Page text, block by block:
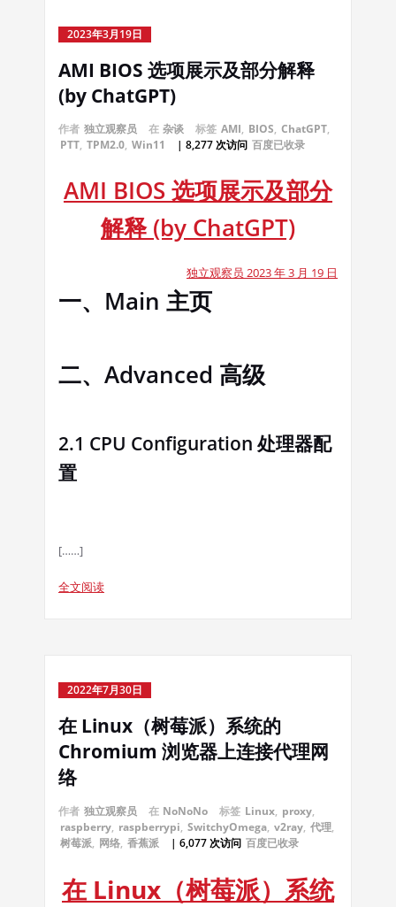
2023年3月19日
AMI BIOS 选项展示及部分解释
(by ChatGPT)
作者 独立观察员 在 杂谈 标签 AMI, BIOS, ChatGPT,
PTT, TPM2.0, Win11 | 8,277 次访问 百度已收录
AMI BIOS 选项展示及部分
解释 (by ChatGPT)
独立观察员 2023 年 3 月 19 日
一、Main 主页
二、Advanced 高级
2.1 CPU Configuration 处理器配
置
[……]
全文阅读
2022年7月30日
在 Linux（树莓派）系统的
Chromium 浏览器上连接代理网
络
作者 独立观察员 在 NoNoNo 标签 Linux, proxy,
raspberry, raspberrypi, SwitchyOmega, v2ray, 代理,
树莓派, 网络, 香蕉派 | 6,077 次访问 百度已收录
在 Linux（树莓派）系统